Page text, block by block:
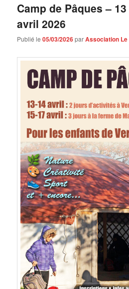
Camp de Pâques –
avril 2026
Publié le05/03/2026parAssociation